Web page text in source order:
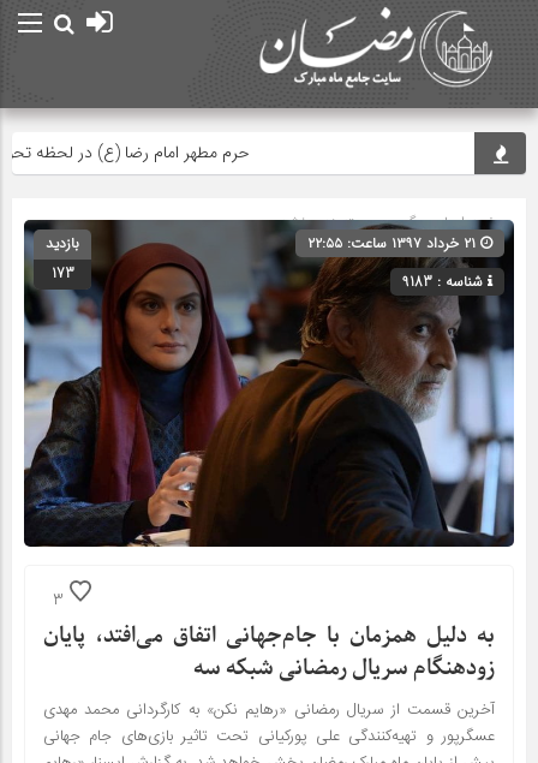
حرم مطهر امام رضا (ع) در لحظه تحویل
صفحه اصلی» گروه » دسته‌بندی نشده
شناسه : 9183
بازدید
173
3
به دلیل همزمان با جام‌جهانی اتفاق می‌افتد، پایان
زودهنگام سریال رمضانی شبکه سه
آخرین قسمت از سریال رمضانی «رهایم نکن» به کارگردانی محمد مهدی
عسگرپور و تهیه‌کنندگی علی پورکیانی تحت تاثیر بازی‌های جام جهانی